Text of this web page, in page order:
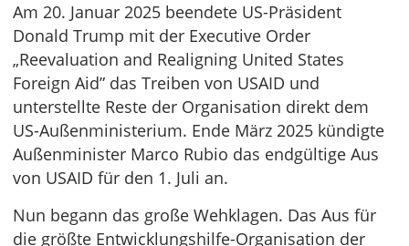
Am 20. Januar 2025 beendete US-Präsident
Donald Trump mit der Executive Order
„Reevaluation and Realigning United States
Foreign Aid” das Treiben von USAID und
unterstellte Reste der Organisation direkt dem
US-Außenministerium. Ende März 2025 kündigte
Außenminister Marco Rubio das endgültige Aus
von USAID für den 1. Juli an.
Nun begann das große Wehklagen. Das Aus für
die größte Entwicklungshilfe-Organisation der